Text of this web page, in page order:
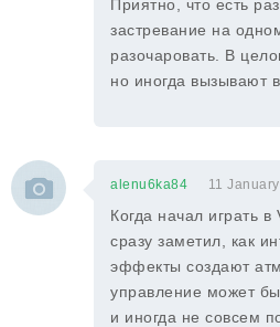
Приятно, что есть
застревание на
разочаровать. В
но иногда вызывают
alenu6ka84 11
Когда начал играть
сразу заметил, как
эффекты создают
управление может
и иногда не совсем